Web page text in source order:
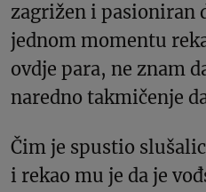
zagrižen i pasioniran
jednom momentu
ovdje para, ne znam
naredno takmičenje
Čim je spustio
i rekao mu je da je